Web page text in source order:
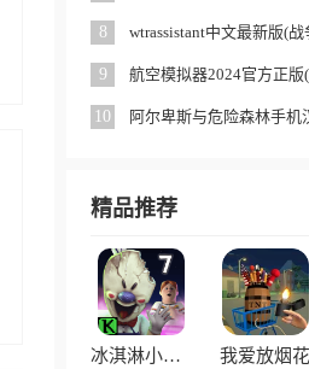
8 wtrassistant中文最新版(
9 航空模拟器2024官方正版
10 阿尔卑斯与危险森林手机
精品推荐
冰淇淋小屋游戏 我爱放烟花